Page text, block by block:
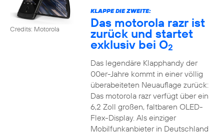
Credits: Motorola
KLAPPE DIE ZWEITE:
Das motorola razr ist
zurück und startet
exklusiv bei O2
Das legendäre Klapphandy der
00er-Jahre kommt in einer völlig
überabeiteten Neuauflage zurück:
Das motorola razr verfügt über ein
6,2 Zoll großen, faltbaren OLED-
Flex-Display. Als einziger
Mobilfunkanbieter in Deutschland